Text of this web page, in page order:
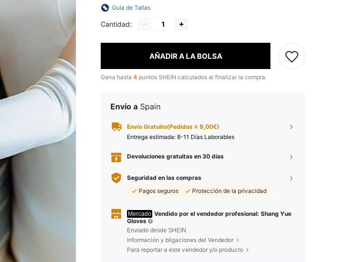
Guía de Tallas
Cantidad:
AÑADIR A LA BOLSA
Gana hasta 4 puntos SHEIN calculados al finalizar la compra.
Envío a Spain
Envío Gratuito(Pedidos ≥ 9,00€)
Entrega estimada: 8-11 Días Laborables
Devoluciones gratuitas en 30 días
Seguridad en las compras
Pagos seguros
Protección de la privacidad
Mercado Vendido por el vendedor profesional: Shang Yue
Gloves
Enviado desde SHEIN
Información y bligaciones del Vendedor
Para reportar a este vendedor y/o producto